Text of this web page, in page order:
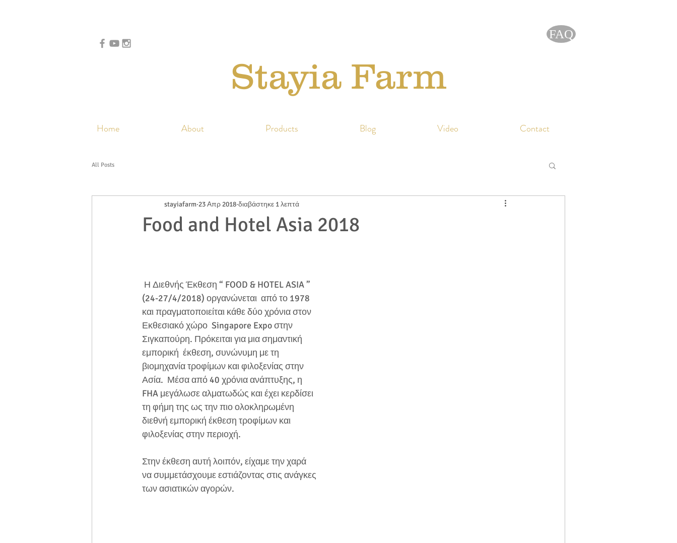
FAQ
Stayia Farm
Home About Products Blog Video Contact
All Posts
Food and Hotel Asia 2018
stayiafarm 23 Απρ 2018 διαβάστηκε 1 λεπτά
(24-27/4/2018) οργανώνεται  από το 1978
και πραγματοποιείται κάθε δύο χρόνια στον
Εκθεσιακό χώρο  Singapore Expo στην
Σιγκαπούρη. Πρόκειται για μια σημαντική
εμπορική  έκθεση, συνώνυμη με τη
βιομηχανία τροφίμων και φιλοξενίας στην
Ασία.  Μέσα από 40 χρόνια ανάπτυξης, η
FHA μεγάλωσε αλματωδώς και έχει κερδίσει
τη φήμη της ως την πιο ολοκληρωμένη
διεθνή εμπορική έκθεση τροφίμων και
φιλοξενίας στην περιοχή.
Στην έκθεση αυτή λοιπόν, είχαμε την χαρά
να συμμετάσχουμε εστιάζοντας στις ανάγκες
των ασιατικών αγορών.